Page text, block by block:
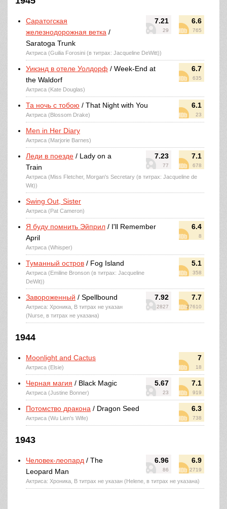
7.21
29
6.6
765
Саратогская
железнодорожная ветка /
Saratoga Trunk
Актриса (Guilia Forosini (в титрах: Jacqueline DeWitt))
6.7
635
Уикэнд в отеле Уолдорф / Week-End at
the Waldorf
Актриса (Kate Douglas)
6.1
23
Та ночь с тобою / That Night with You
Актриса (Blossom Drake)
Men in Her Diary
Актриса (Marjorie Barnes)
7.23
77
7.1
678
Леди в поезде / Lady on a
Train
Актриса (Miss Fletcher, Morgan's Secretary (в титрах: Jacqueline de
Wit))
Swing Out, Sister
Актриса (Pat Cameron)
6.4
8
Я буду помнить Эйприл / I'll Remember
April
Актриса (Whisper)
5.1
358
Туманный остров / Fog Island
Актриса (Emiline Bronson (в титрах: Jacqueline
DeWit))
7.92
2827
7.7
27610
Завороженный / Spellbound
Актриса: Хроника, В титрах не указан
(Nurse, в титрах не указана)
1944
7
18
Moonlight and Cactus
Актриса (Elsie)
5.67
23
7.1
919
Черная магия / Black Magic
Актриса (Justine Bonner)
6.3
738
Потомство дракона / Dragon Seed
Актриса (Wu Lien's Wife)
1943
6.96
86
6.9
2719
Человек-леопард / The
Leopard Man
Актриса: Хроника, В титрах не указан (Helene, в титрах не указана)